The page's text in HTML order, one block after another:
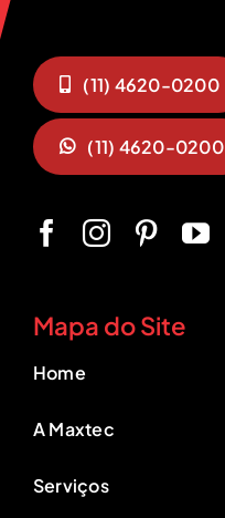
(11) 4620-0200
(11) 4620-0200
Mapa do Site
Home
A Maxtec
Serviços